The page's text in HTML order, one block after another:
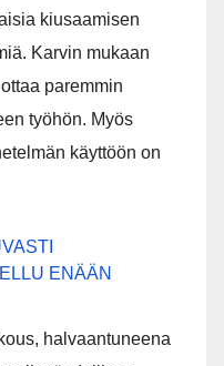
kiusaamisen
Karvin mukaan
paremmin
työhön. Myös
käyttöön on
ENÄÄN
halvaantuneena